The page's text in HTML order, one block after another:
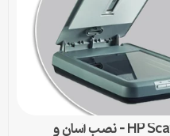
دانلود درایور اسکنر HP Scanjet G3010 – نصب آسان و